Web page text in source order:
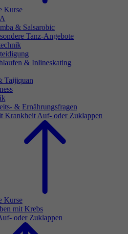
Kurse
& Salsarobic
Tanz-Angebote
& Inlineskating
Taijiquan
& Ernährungsfragen
Krankheit Auf- oder Zuklappen
Kurse
mit Krebs
oder Zuklappen